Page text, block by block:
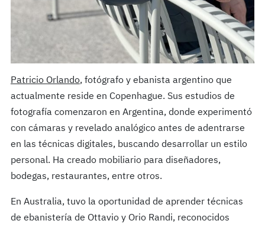
Patricio Orlando, fotógrafo y ebanista argentino que
actualmente reside en Copenhague. Sus estudios de
fotografía comenzaron en Argentina, donde experimentó
con cámaras y revelado analógico antes de adentrarse
en las técnicas digitales, buscando desarrollar un estilo
personal. Ha creado mobiliario para diseñadores,
bodegas, restaurantes, entre otros.
En Australia, tuvo la oportunidad de aprender técnicas
de ebanistería de Ottavio y Orio Randi, reconocidos